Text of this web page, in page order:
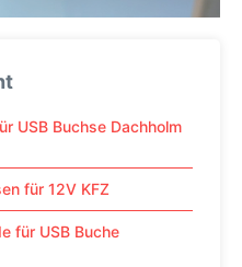
USB Buchse Dachholm
für 12V KFZ
für USB Buche